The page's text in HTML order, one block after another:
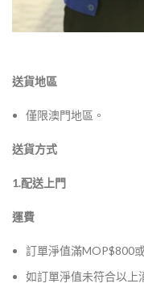
送貨地區
僅限澳門地區。
送貨方式
1.配送上門
運費
訂單淨值滿MOP$800
如訂單淨值未符合以上